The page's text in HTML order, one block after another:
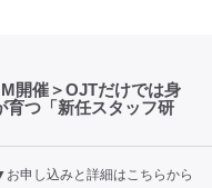
開催＞OJTだけでは身
育つ「新任スタッフ研
お申し込みと詳細はこちらから